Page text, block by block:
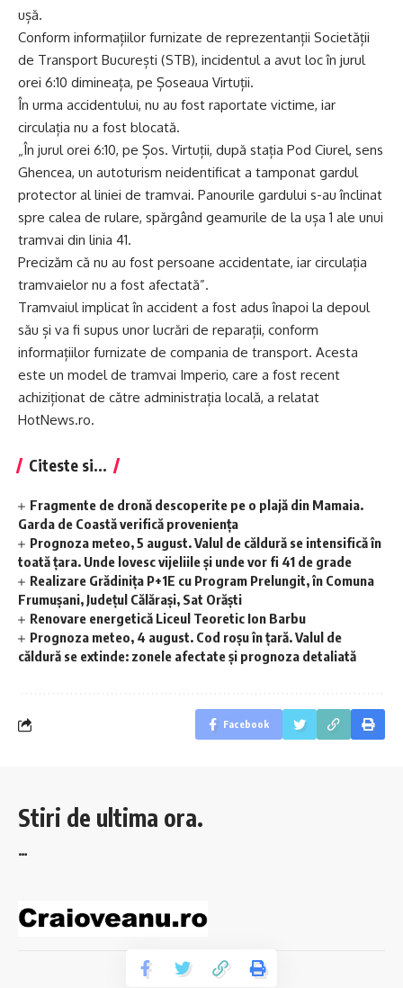
ușă.
Conform informațiilor furnizate de reprezentanții Societății
de Transport București (STB), incidentul a avut loc în jurul
orei 6:10 dimineața, pe Șoseaua Virtuții.
În urma accidentului, nu au fost raportate victime, iar
circulația nu a fost blocată.
„În jurul orei 6:10, pe Șos. Virtuții, după stația Pod Ciurel, sens
Ghencea, un autoturism neidentificat a tamponat gardul
protector al liniei de tramvai. Panourile gardului s-au înclinat
spre calea de rulare, spărgând geamurile de la ușa 1 ale unui
tramvai din linia 41.
Precizăm că nu au fost persoane accidentate, iar circulația
tramvaielor nu a fost afectată”.
Tramvaiul implicat în accident a fost adus înapoi la depoul
său și va fi supus unor lucrări de reparații, conform
informațiilor furnizate de compania de transport. Acesta
este un model de tramvai Imperio, care a fost recent
achiziționat de către administrația locală, a relatat
HotNews.ro.
Citeste si...
Fragmente de dronă descoperite pe o plajă din Mamaia.
Garda de Coastă verifică proveniența
Prognoza meteo, 5 august. Valul de căldură se intensifică în
toată țara. Unde lovesc vijeliile și unde vor fi 41 de grade
Realizare Grădinița P+1E cu Program Prelungit, în Comuna
Frumușani, Județul Călărași, Sat Orăști
Renovare energetică Liceul Teoretic Ion Barbu
Prognoza meteo, 4 august. Cod roșu în țară. Valul de
căldură se extinde: zonele afectate și prognoza detaliată
Facebook
Stiri de ultima ora.
…
© 2023 Craioveanu.ro